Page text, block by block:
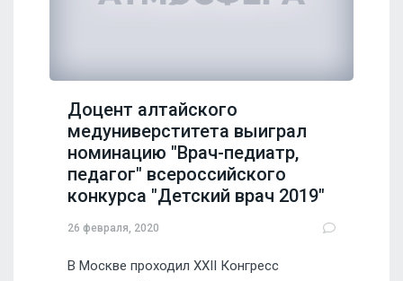
Доцент алтайского
медуниверститета выиграл
номинацию "Врач-педиатр,
педагог" всероссийского
конкурса "Детский врач 2019"
26 февраля, 2020
В Москве проходил XXII Конгресс